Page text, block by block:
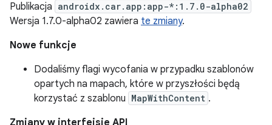
Publikacja androidx.car.app:app-*:1.7.0-alpha02
Wersja 1.7.0-alpha02 zawiera te zmiany.
Nowe funkcje
Dodaliśmy flagi wycofania w przypadku szablonów
opartych na mapach, które w przyszłości będą
korzystać z szablonu MapWithContent .
Zmiany w interfejsie API